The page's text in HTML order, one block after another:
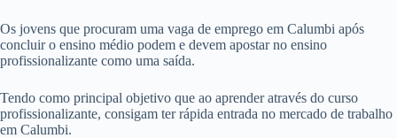
Os jovens que procuram uma vaga de emprego em Calumbi após
concluir o ensino médio podem e devem apostar no ensino
profissionalizante como uma saída.
Tendo como principal objetivo que ao aprender através do curso
profissionalizante, consigam ter rápida entrada no mercado de trabalho
em Calumbi.